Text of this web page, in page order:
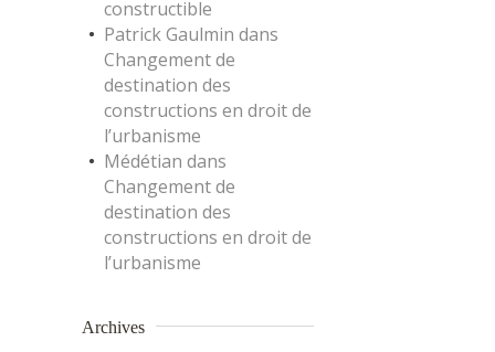
constructible
Patrick Gaulmin dans
Changement de
destination des
constructions en droit de
l’urbanisme
Médétian dans
Changement de
destination des
constructions en droit de
l’urbanisme
Archives